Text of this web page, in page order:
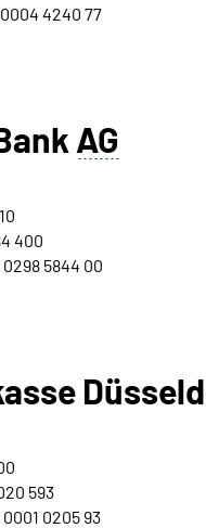
4240 77
AG
400
5844 00
593
0205 93